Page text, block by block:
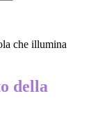
che illumina
della